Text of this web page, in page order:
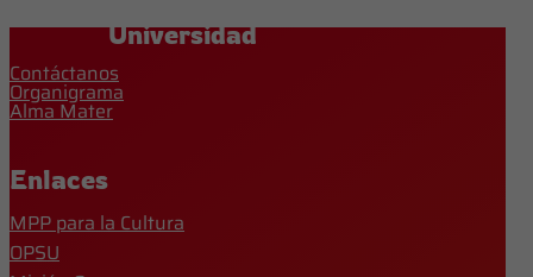
Universidad
Contáctanos
Organigrama
Alma Mater
Enlaces
MPP para la Cultura
OPSU